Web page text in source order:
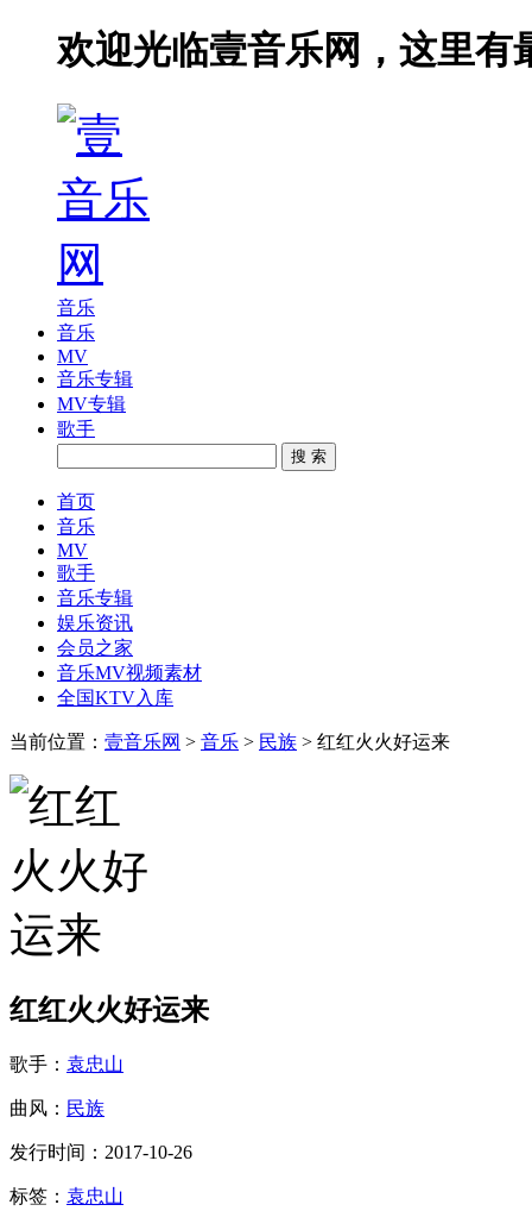
欢迎光临壹音乐网，这里有
音乐
音乐
MV
音乐专辑
MV专辑
歌手
搜 索
首页
音乐
MV
歌手
音乐专辑
娱乐资讯
会员之家
音乐MV视频素材
全国KTV入库
当前位置： 壹音乐网 > 音乐 > 民族 > 红红火火好运来
红红火火好运来
歌手： 袁忠山
曲风： 民族
发行时间：2017-10-26
标签： 袁忠山